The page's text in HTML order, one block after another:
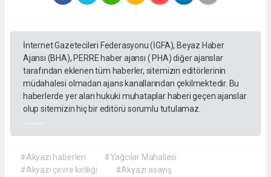
İnternet Gazetecileri Federasyonu (İGFA), Beyaz Haber
Ajansı (BHA), PERRE haber ajansı ( PHA) diğer ajanslar
tarafından eklenen tüm haberler, sitemizin editörlerinin
müdahalesi olmadan ajans kanallarından çekilmektedir. Bu
haberlerde yer alan hukuki muhataplar haberi geçen ajanslar
olup sitemizin hiç bir editörü sorumlu tutulamaz.
#Akyazı haberleri
#Yağcılar Mahallesi
#Akyazı çevre kirliliği
#Akyazı asayiş